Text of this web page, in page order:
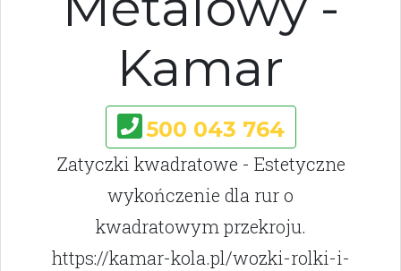
Kamar
500 043 764
Zatyczki kwadratowe - Estetyczne
wykończenie dla rur o
kwadratowym przekroju.
https://kamar-kola.pl/wozki-rolki-i-